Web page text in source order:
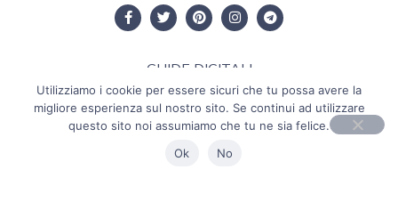
GUIDE DIGITALI
COLLABORAZIONI
ITINERARI PERSONALIZZATI
ABOUT
Utilizziamo i cookie per essere sicuri che tu possa avere la
migliore esperienza sul nostro sito. Se continui ad utilizzare
questo sito noi assumiamo che tu ne sia felice.
Ok
No